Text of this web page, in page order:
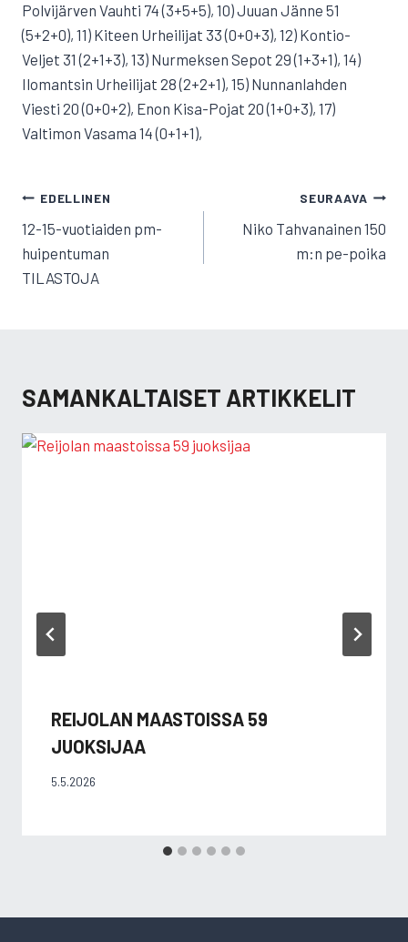
Polvijärven Vauhti 74 (3+5+5), 10) Juuan Jänne 51
(5+2+0), 11) Kiteen Urheilijat 33 (0+0+3), 12) Kontio-
Veljet 31 (2+1+3), 13) Nurmeksen Sepot 29 (1+3+1), 14)
Ilomantsin Urheilijat 28 (2+2+1), 15) Nunnanlahden
Viesti 20 (0+0+2), Enon Kisa-Pojat 20 (1+0+3), 17)
Valtimon Vasama 14 (0+1+1),
ARTIKKELIEN
SELAUS
EDELLINEN
12-15-vuotiaiden pm-
huipentuman
TILASTOJA
SEURAAVA
Niko Tahvanainen 150
m:n pe-poika
SAMANKALTAISET ARTIKKELIT
REIJOLAN MAASTOISSA 59
JUOKSIJAA
5.5.2026